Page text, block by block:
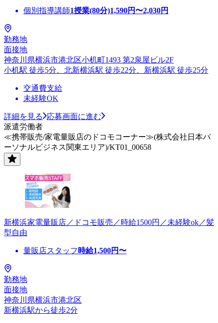
個別指導講師1授業(80分)1,590円〜2,030円
勤務地
面接地
神奈川県横浜市港北区小机町1493 第2泉屋ビル2F
小机駅 徒歩5分、北新横浜駅 徒歩22分、新横浜駅 徒歩25分
交通費支給
未経験OK
詳細を見る
応募画面に進む
派遣労働者
≪携帯販売/家電量販店のドコモコーナー≫(株式会社日本パ
ーソナルビジネス関東エリア)/KT01_00658
新横浜家電量販店／ドコモ販売／時給1500円／未経験ok／髪
型自由
量販店スタッフ 時給1,500円〜
勤務地
面接地
神奈川県横浜市港北区
新横浜駅から徒歩2分